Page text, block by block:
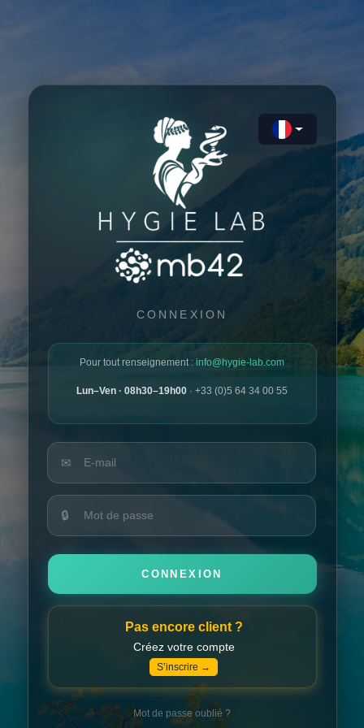
SE RENDRE AU CONTENU
CONNEXION
Pour tout renseignement : info@hygie-lab.com
Lun–Ven · 08h30–19h00 · +33 (0)5 64 34 00 55
✉
🔒
CONNEXION
Pas encore client ?
Créez votre compte
S’inscrire →
Mot de passe oublié ?